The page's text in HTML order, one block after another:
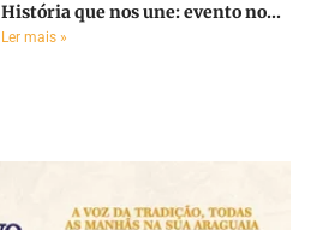
História que nos une: evento no...
Ler mais »